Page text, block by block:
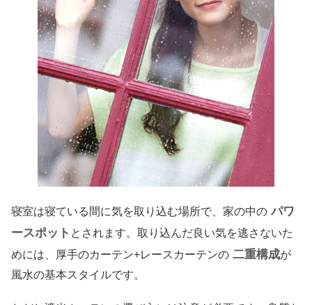
寝室は寝ている間に気を取り込む場所で、家の中の パワ
ースポット とされます。取り込んだ良い気を逃さないた
めには、厚手のカーテン+レースカーテンの 二重構成が
風水の基本スタイルです。